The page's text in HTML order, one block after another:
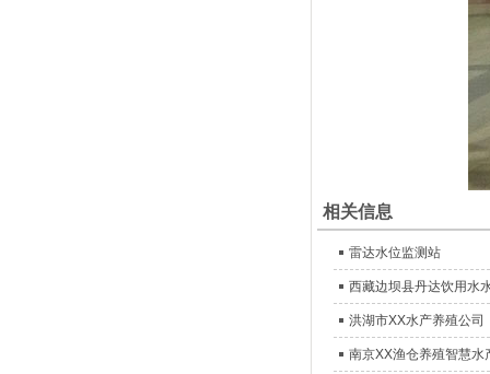
相关信息
雷达水位监测站
西藏边坝县丹达饮用水
洪湖市XX水产养殖公司
南京XX渔仓养殖智慧水